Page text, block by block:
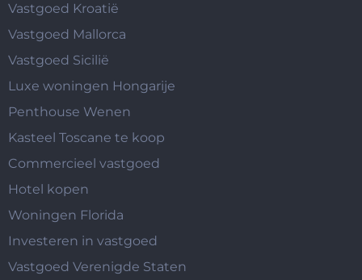
Vastgoed Kroatië
Vastgoed Mallorca
Vastgoed Sicilië
Luxe woningen Hongarije
Penthouse Wenen
Kasteel Toscane te koop
Commercieel vastgoed
Hotel kopen
Woningen Florida
Investeren in vastgoed
Vastgoed Verenigde Staten